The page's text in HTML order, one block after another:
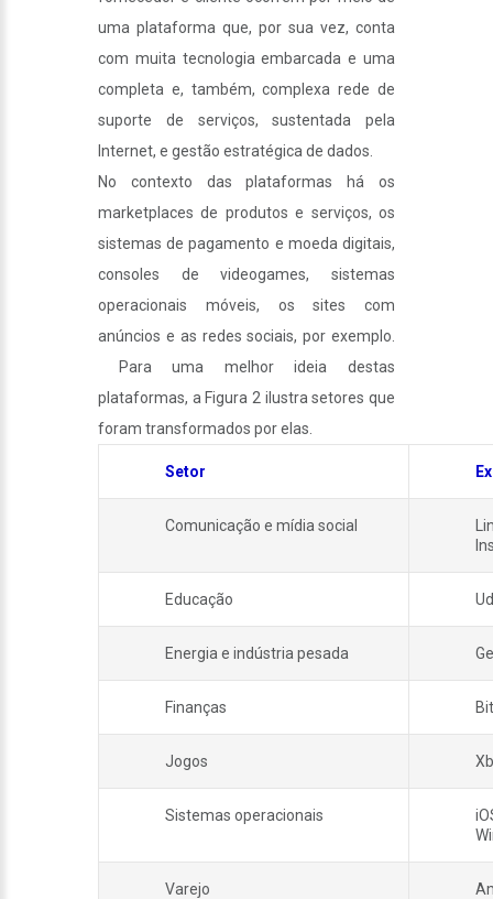
uma plataforma que, por sua vez, conta
com muita tecnologia embarcada e uma
completa e, também, complexa rede de
suporte de serviços, sustentada pela
Internet, e gestão estratégica de dados.
No contexto das plataformas há os
marketplaces de produtos e serviços, os
sistemas de pagamento e moeda digitais,
consoles de videogames, sistemas
operacionais móveis, os sites com
anúncios e as redes sociais, por exemplo.
Para uma melhor ideia destas
plataformas, a Figura 2 ilustra setores que
foram transformados por elas.
Setor
Comunicação e mídia social
Educação
Energia e indústria pesada
Finanças
Jogos
Sistemas operacionais
Varejo